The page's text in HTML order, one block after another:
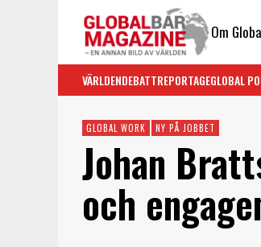
Om
VÄRLDENDEBATTREPORTAGEGLOBAL
GLOBAL WORK NY PÅ JOBBET
Johan
och